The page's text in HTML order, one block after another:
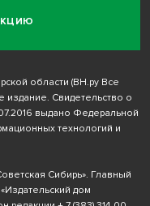
области (ВН.ру Все
издание. Свидетельство о
выдано Федеральной
технологий и
Сибирь». Главный
дом